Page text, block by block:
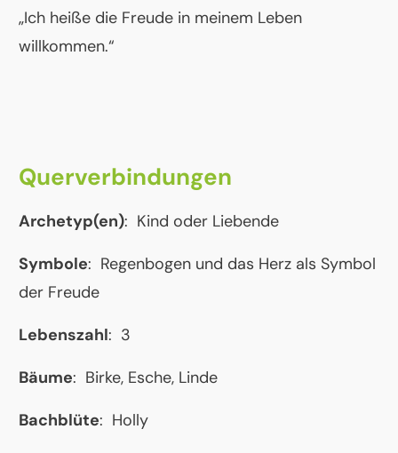
„Ich heiße die Freude in meinem Leben
willkommen.“
Querverbindungen
Archetyp(en): Kind oder Liebende
Symbole: Regenbogen und das Herz als Symbol
der Freude
Lebenszahl: 3
Bäume: Birke, Esche, Linde
Bachblüte: Holly